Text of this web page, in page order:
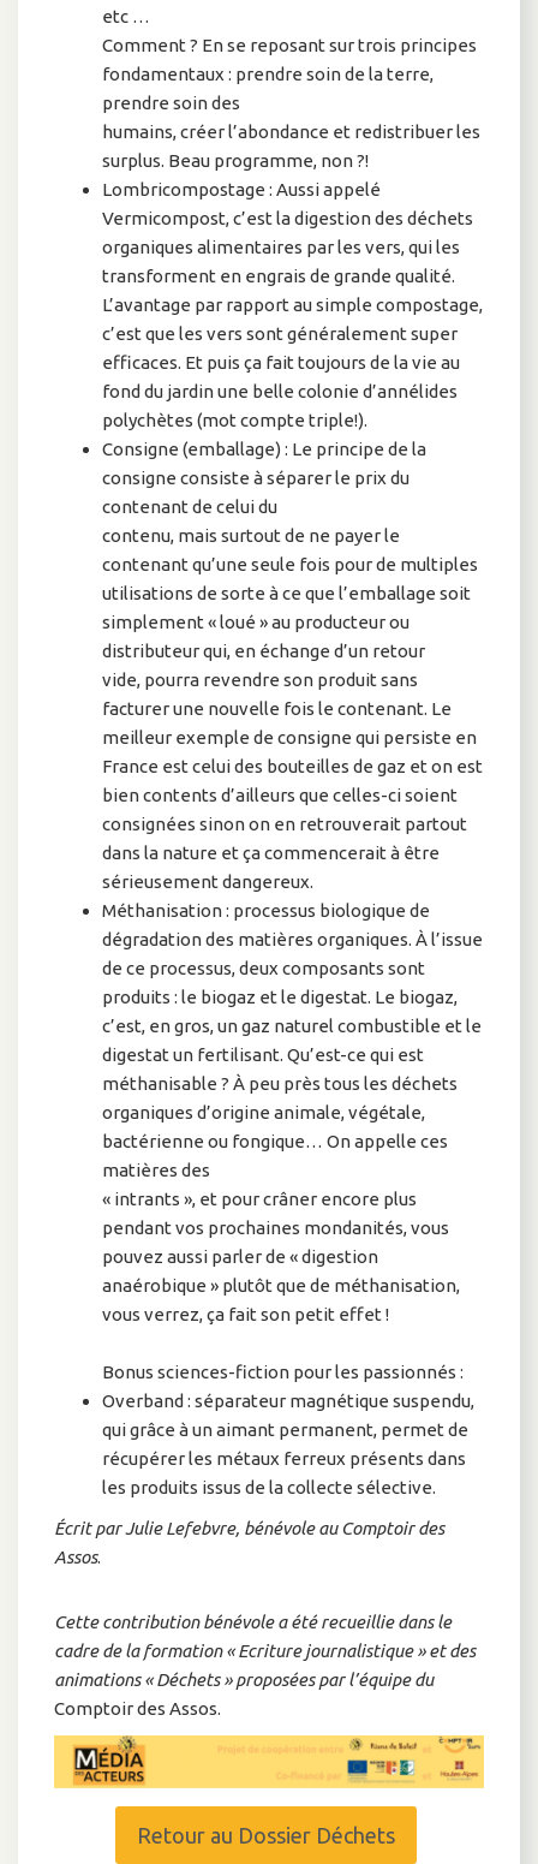
etc …
Comment ? En se reposant sur trois principes
fondamentaux : prendre soin de la terre,
prendre soin des
humains, créer l’abondance et redistribuer les
surplus. Beau programme, non ?!
Lombricompostage : Aussi appelé
Vermicompost, c’est la digestion des déchets
organiques alimentaires par les vers, qui les
transforment en engrais de grande qualité.
L’avantage par rapport au simple compostage,
c’est que les vers sont généralement super
efficaces. Et puis ça fait toujours de la vie au
fond du jardin une belle colonie d’annélides
polychètes (mot compte triple!).
Consigne (emballage) : Le principe de la
consigne consiste à séparer le prix du
contenant de celui du
contenu, mais surtout de ne payer le
contenant qu’une seule fois pour de multiples
utilisations de sorte à ce que l’emballage soit
simplement « loué » au producteur ou
distributeur qui, en échange d’un retour
vide, pourra revendre son produit sans
facturer une nouvelle fois le contenant. Le
meilleur exemple de consigne qui persiste en
France est celui des bouteilles de gaz et on est
bien contents d’ailleurs que celles-ci soient
consignées sinon on en retrouverait partout
dans la nature et ça commencerait à être
sérieusement dangereux.
Méthanisation : processus biologique de
dégradation des matières organiques. À l’issue
de ce processus, deux composants sont
produits : le biogaz et le digestat. Le biogaz,
c’est, en gros, un gaz naturel combustible et le
digestat un fertilisant. Qu’est-ce qui est
méthanisable ? À peu près tous les déchets
organiques d’origine animale, végétale,
bactérienne ou fongique… On appelle ces
matières des
« intrants », et pour crâner encore plus
pendant vos prochaines mondanités, vous
pouvez aussi parler de « digestion
anaérobique » plutôt que de méthanisation,
vous verrez, ça fait son petit effet !
Bonus sciences-fiction pour les passionnés :
Overband : séparateur magnétique suspendu,
qui grâce à un aimant permanent, permet de
récupérer les métaux ferreux présents dans
les produits issus de la collecte sélective.
Écrit par Julie Lefebvre, bénévole au Comptoir des
Assos.
Cette contribution bénévole a été recueillie dans le
cadre de la formation « Ecriture journalistique » et des
animations « Déchets » proposées par l’équipe du
Comptoir des Assos.
Retour au Dossier Déchets